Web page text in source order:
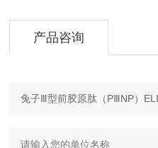
产品咨询